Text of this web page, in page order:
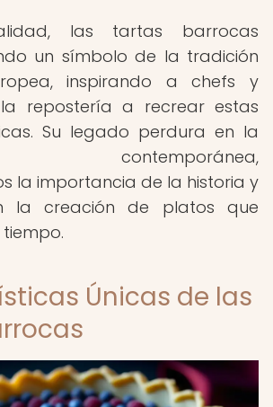
las tartas barrocas
un símbolo de la tradición
inspirando a chefs y
repostería a recrear estas
Su legado perdura en la
contemporánea,
la importancia de la historia y
la creación de platos que
Únicas de las